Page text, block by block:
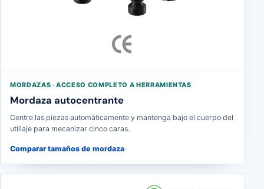
MORDAZAS · ACCESO COMPLETO A HERRAMIENTAS
Mordaza autocentrante
Centre las piezas automáticamente y mantenga bajo el cuerpo del
utillaje para mecanizar cinco caras.
Comparar tamaños de mordaza